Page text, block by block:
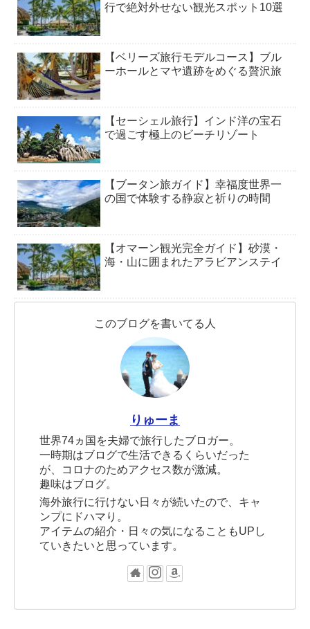
行で絶対外せない観光スポット10選
【ベリーズ旅行モデルコース】ブル
ーホールとマヤ遺跡をめぐる贅沢旅
【セーシェル旅行】インド洋の宝石
で過ごす極上のビーチリゾート
【ブータン旅ガイド】幸福度世界一
の国で体験する静寂と祈りの時間
【オマーン観光完全ガイド】砂漠・
海・山に囲まれたアラビアンステイ
このブログを書いてる人
りゅーま
世界74ヵ国を夫婦で旅行したブロガー。
一時期はブログで生活できるくらいだった
が、コロナのためアクセス数が激減。
趣味はブログ。
海外旅行に行けない日々が続いたので、キャ
ンプにドハマり。
アイテムの紹介・日々の気になることもUPし
ていきたいと思っています。